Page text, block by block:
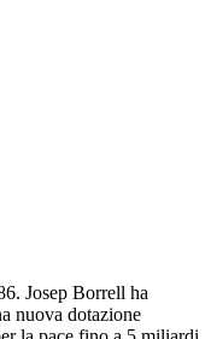
Josep Borrell ha
nuova dotazione